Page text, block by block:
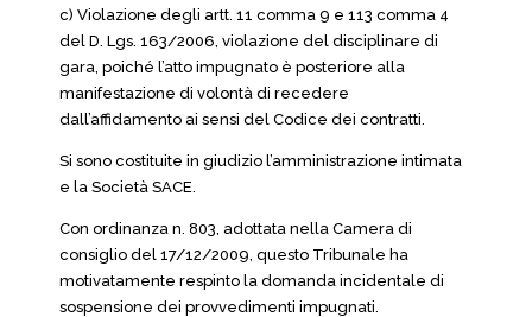
c) Violazione degli artt. 11 comma 9 e 113 comma 4
del D. Lgs. 163/2006, violazione del disciplinare di
gara, poiché l’atto impugnato è posteriore alla
manifestazione di volontà di recedere
dall’affidamento ai sensi del Codice dei contratti.
Si sono costituite in giudizio l’amministrazione intimata
e la Società SACE.
Con ordinanza n. 803, adottata nella Camera di
consiglio del 17/12/2009, questo Tribunale ha
motivatamente respinto la domanda incidentale di
sospensione dei provvedimenti impugnati.